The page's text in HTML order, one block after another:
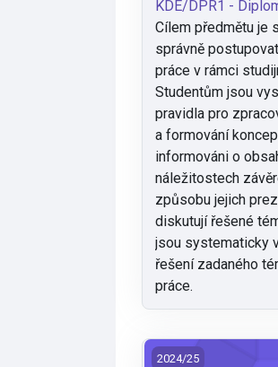
KDE/DPR1 -
Cílem předmětu je
správně
práce v rámci
Studentům jsou
pravidla pro
a formování
informováni o
náležitostech
způsobu jejich
diskutují řešené
jsou systematicky
řešení zadaného
práce.
KDE/DVO1 - Dějiny
2024/25